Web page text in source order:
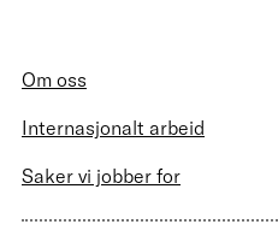
Om oss
Internasjonalt arbeid
Saker vi jobber for